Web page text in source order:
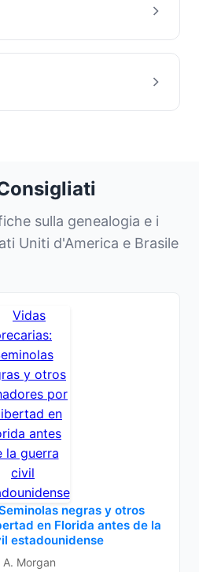
sulla genealogia e i
Uniti d'America e Brasile
negras y otros
en Florida antes de la
estadounidense
A. Morgan